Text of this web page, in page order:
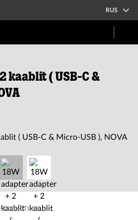
RUS
kaablit ( USB-C &